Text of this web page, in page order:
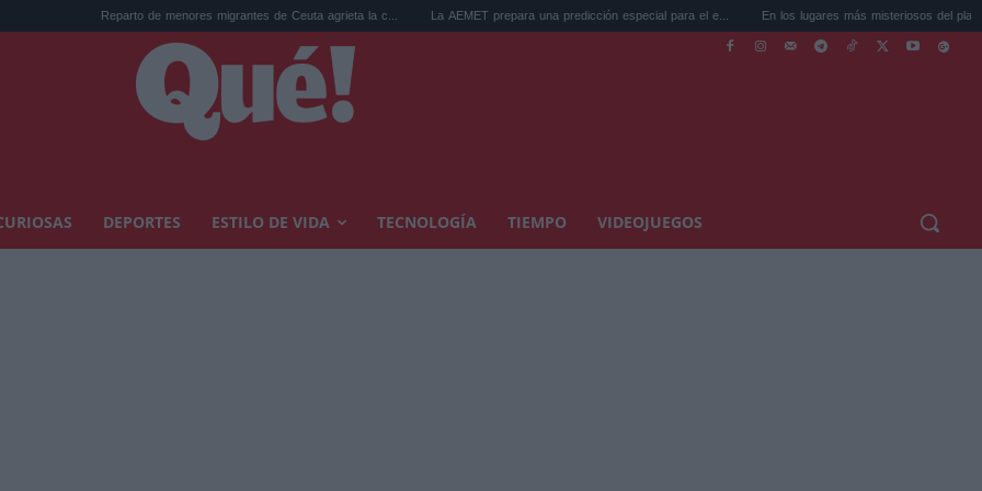
Reparto de menores migrantes de Ceuta agrieta la c... La AEMET prepara una predicción especial para el e... En los lugares más misteriosos del planeta: Stoneh...
DEPORTES ESTILO DE VIDA TECNOLOGÍA TIEMPO VIDEOJUEGOS